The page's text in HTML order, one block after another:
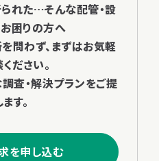
れた…そんな配管・設
困りの方へ
問わず、まずはお気軽
ださい。
査・解決プランをご提
す。
を申し込む